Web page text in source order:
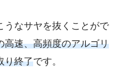
うなサヤを抜くことがで
高速、高頻度のアルゴリ
り終了です。